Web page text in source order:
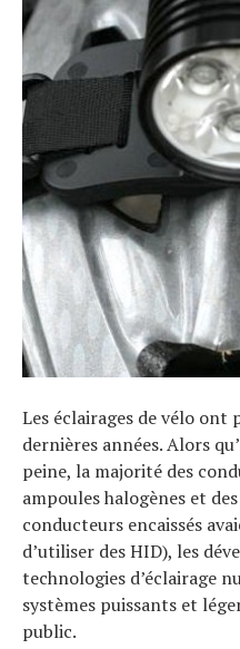
Les éclairages de vélo ont
dernières années. Alors
peine, la majorité des
ampoules halogènes et
conducteurs encaissés
d’utiliser des HID), les
technologies d’éclairage
systèmes puissants et
public.